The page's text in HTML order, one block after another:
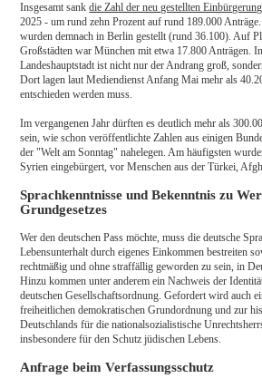
Insgesamt sankdie Zahl der neu gestellten
2025 - um rund zehn Prozent auf rund 189.000
wurden demnach in Berlin gestellt (rund 36.100). Auf
Großstädten war München mit etwa 17.800 Anträgen.
Landeshauptstadt ist nicht nur der Andrang groß,
Dort lagen laut Mediendienst Anfang Mai mehr als
entschieden werden muss.
Im vergangenen Jahr dürften es deutlich mehr als
sein, wie schon veröffentlichte Zahlen aus einigen
der "Welt am Sonntag" nahelegen. Am häufigsten
Syrien eingebürgert, vor Menschen aus der Türkei,
Sprachkenntnisse und Bekenntnis zu
Grundgesetzes
Wer den deutschen Pass möchte, muss die deutsche
Lebensunterhalt durch eigenes Einkommen bestreiten
rechtmäßig und ohne straffällig geworden zu sein, in
Hinzu kommen unter anderem ein Nachweis der
deutschen Gesellschaftsordnung. Gefordert wird auch
freiheitlichen demokratischen Grundordnung und zur
Deutschlands für die nationalsozialistische
insbesondere für den Schutz jüdischen Lebens.
Anfrage beim Verfassungsschutz